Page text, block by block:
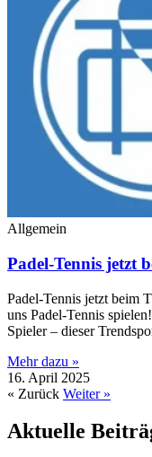
Allgemein
Padel-Tennis jetzt
Padel-Tennis jetzt beim
uns Padel-Tennis
Spieler – dieser
Mehr dazu »
16. April 2025
« Zurück Weiter »
Aktuelle